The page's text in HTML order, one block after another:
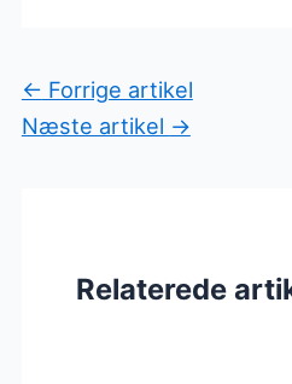
← Forrige artikel
Næste artikel →
Relaterede